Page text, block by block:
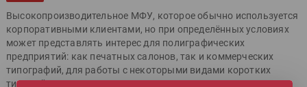
Высокопроизводительное МФУ, которое обычно используется
корпоративными клиентами, но при определённых условиях
может представлять интерес для полиграфических
предприятий: как печатных салонов, так и коммерческих
типографий, для работы с некоторыми видами коротких
тиражей.